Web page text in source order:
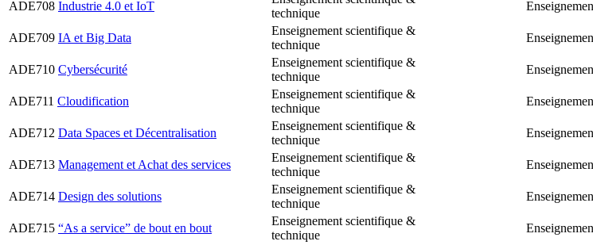
ADE708 Industrie 4.0 et IoT
technique
ADE709 IA et Big Data
Enseignement scientifique &
technique
ADE710 Cybersécurité
Enseignement scientifique &
technique
ADE711 Cloudification
Enseignement scientifique &
technique
ADE712 Data Spaces et Décentralisation
Enseignement scientifique &
technique
ADE713 Management et Achat des services
Enseignement scientifique &
technique
ADE714 Design des solutions
Enseignement scientifique &
technique
ADE715 “As a service” de bout en bout
Enseignement scientifique &
technique